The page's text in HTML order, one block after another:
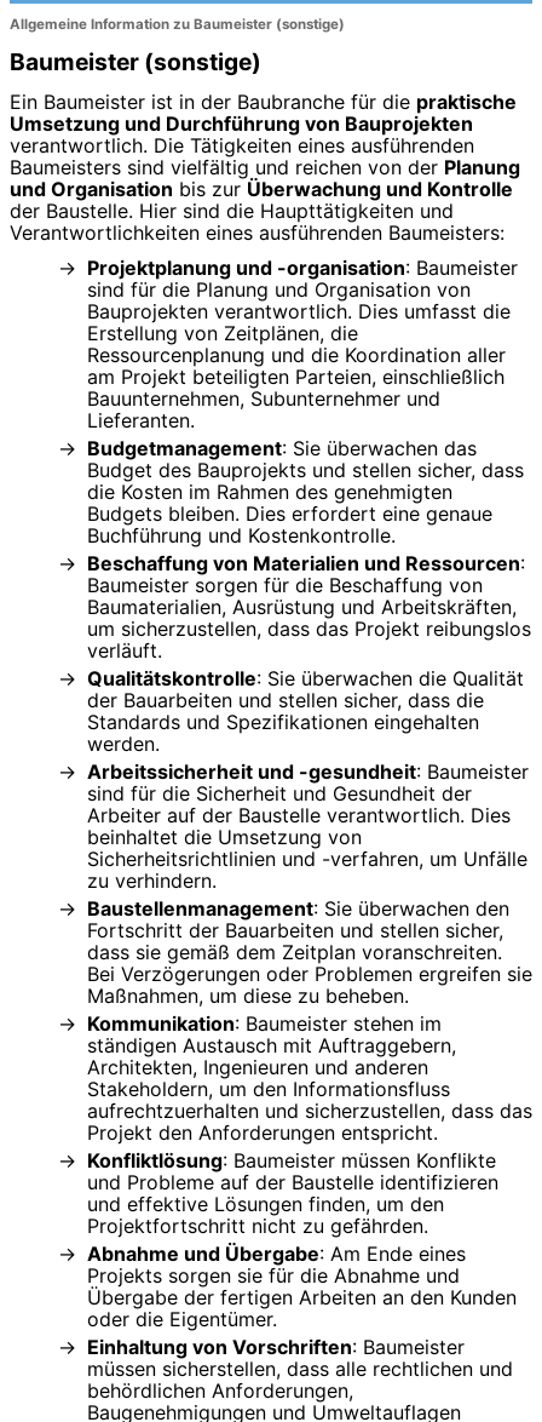
Allgemeine Information zu Baumeister (sonstige)
Baumeister (sonstige)
Ein Baumeister ist in der Baubranche für die praktische
Umsetzung und Durchführung von Bauprojekten
verantwortlich. Die Tätigkeiten eines ausführenden
Baumeisters sind vielfältig und reichen von der Planung
und Organisation bis zur Überwachung und Kontrolle
der Baustelle. Hier sind die Haupttätigkeiten und
Verantwortlichkeiten eines ausführenden Baumeisters:
Projektplanung und -organisation: Baumeister
sind für die Planung und Organisation von
Bauprojekten verantwortlich. Dies umfasst die
Erstellung von Zeitplänen, die
Ressourcenplanung und die Koordination aller
am Projekt beteiligten Parteien, einschließlich
Bauunternehmen, Subunternehmer und
Lieferanten.
Budgetmanagement: Sie überwachen das
Budget des Bauprojekts und stellen sicher, dass
die Kosten im Rahmen des genehmigten
Budgets bleiben. Dies erfordert eine genaue
Buchführung und Kostenkontrolle.
Beschaffung von Materialien und Ressourcen:
Baumeister sorgen für die Beschaffung von
Baumaterialien, Ausrüstung und Arbeitskräften,
um sicherzustellen, dass das Projekt reibungslos
verläuft.
Qualitätskontrolle: Sie überwachen die Qualität
der Bauarbeiten und stellen sicher, dass die
Standards und Spezifikationen eingehalten
werden.
Arbeitssicherheit und -gesundheit: Baumeister
sind für die Sicherheit und Gesundheit der
Arbeiter auf der Baustelle verantwortlich. Dies
beinhaltet die Umsetzung von
Sicherheitsrichtlinien und -verfahren, um Unfälle
zu verhindern.
Baustellenmanagement: Sie überwachen den
Fortschritt der Bauarbeiten und stellen sicher,
dass sie gemäß dem Zeitplan voranschreiten.
Bei Verzögerungen oder Problemen ergreifen sie
Maßnahmen, um diese zu beheben.
Kommunikation: Baumeister stehen im
ständigen Austausch mit Auftraggebern,
Architekten, Ingenieuren und anderen
Stakeholdern, um den Informationsfluss
aufrechtzuerhalten und sicherzustellen, dass das
Projekt den Anforderungen entspricht.
Konfliktlösung: Baumeister müssen Konflikte
und Probleme auf der Baustelle identifizieren
und effektive Lösungen finden, um den
Projektfortschritt nicht zu gefährden.
Abnahme und Übergabe: Am Ende eines
Projekts sorgen sie für die Abnahme und
Übergabe der fertigen Arbeiten an den Kunden
oder die Eigentümer.
Einhaltung von Vorschriften: Baumeister
müssen sicherstellen, dass alle rechtlichen und
behördlichen Anforderungen,
Baugenehmigungen und Umweltauflagen